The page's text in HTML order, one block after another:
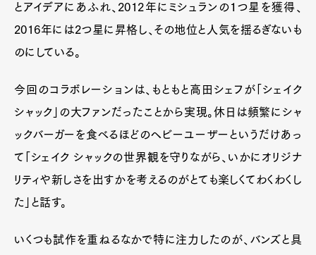
とアイデアにあふれ、2012年にミシュランの１つ星を獲得、
2016年には2つ星に昇格し、その地位と人気を揺るぎないも
のにしている。
今回のコラボレーションは、もともと高田シェフが「シェイク
シャック」の大ファンだったことから実現。休日は頻繁にシャ
ックバーガーを食べるほどのヘビーユーザーというだけあっ
て「シェイク シャックの世界観を守りながら、いかにオリジナ
リティや新しさを出すかを考えるのがとても楽しくてわくわくし
た」と話す。
いくつも試作を重ねるなかで特に注力したのが、バンズと具